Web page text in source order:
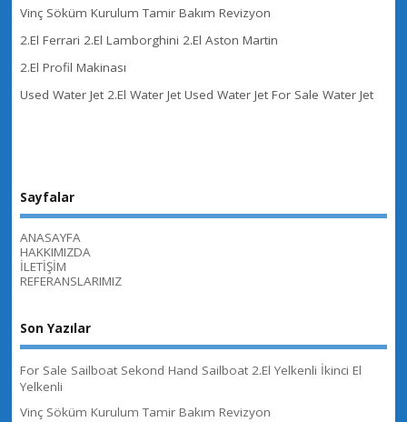
Vinç Söküm Kurulum Tamir Bakım Revizyon
2.El Ferrari 2.El Lamborghini 2.El Aston Martin
2.El Profil Makinası
Used Water Jet 2.El Water Jet Used Water Jet For Sale Water Jet
Sayfalar
ANASAYFA
HAKKIMIZDA
İLETİŞİM
REFERANSLARIMIZ
Son Yazılar
For Sale Sailboat Sekond Hand Sailboat 2.El Yelkenli İkinci El
Yelkenli
Vinç Söküm Kurulum Tamir Bakım Revizyon